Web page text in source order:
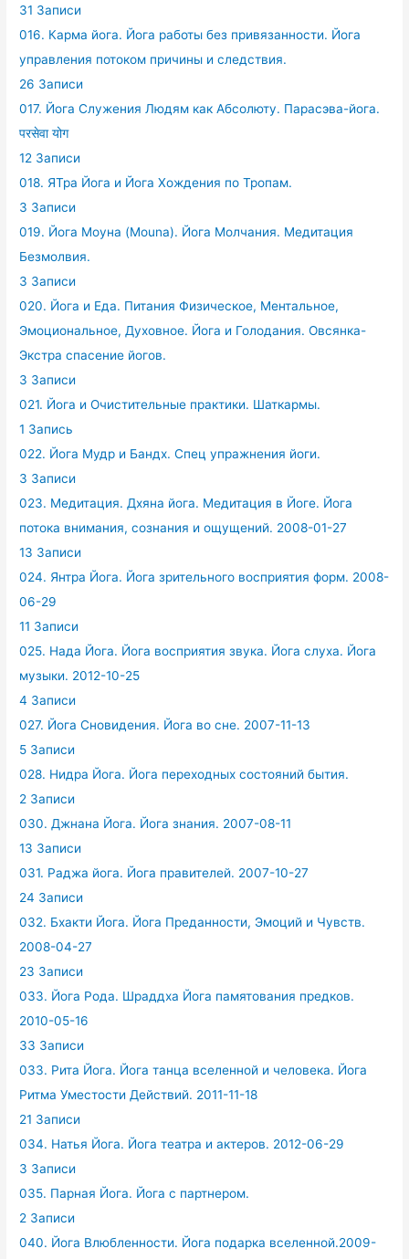
31 Записи
016. Карма йога. Йога работы без привязанности. Йога
управления потоком причины и следствия.
26 Записи
017. Йога Служения Людям как Абсолюту. Парасэва-йога.
परसेवा योग
12 Записи
018. ЯТра Йога и Йога Хождения по Тропам.
3 Записи
019. Йога Моуна (Mouna). Йога Молчания. Медитация
Безмолвия.
3 Записи
020. Йога и Еда. Питания Физическое, Ментальное,
Эмоциональное, Духовное. Йога и Голодания. Овсянка-
Экстра спасение йогов.
3 Записи
021. Йога и Очистительные практики. Шаткармы.
1 Запись
022. Йога Мудр и Бандх. Спец упражнения йоги.
3 Записи
023. Медитация. Дхяна йога. Медитация в Йоге. Йога
потока внимания, сознания и ощущений. 2008-01-27
13 Записи
024. Янтра Йога. Йога зрительного восприятия форм. 2008-
06-29
11 Записи
025. Нада Йога. Йога восприятия звука. Йога слуха. Йога
музыки. 2012-10-25
4 Записи
027. Йога Сновидения. Йога во сне. 2007-11-13
5 Записи
028. Нидра Йога. Йога переходных состояний бытия.
2 Записи
030. Джнана Йога. Йога знания. 2007-08-11
13 Записи
031. Раджа йога. Йога правителей. 2007-10-27
24 Записи
032. Бхакти Йога. Йога Преданности, Эмоций и Чувств.
2008-04-27
23 Записи
033. Йога Рода. Шраддха Йога памятования предков.
2010-05-16
33 Записи
033. Рита Йога. Йога танца вселенной и человека. Йога
Ритма Уместости Действий. 2011-11-18
21 Записи
034. Натья Йога. Йога театра и актеров. 2012-06-29
3 Записи
035. Парная Йога. Йога с партнером.
2 Записи
040. Йога Влюбленности. Йога подарка вселенной.2009-